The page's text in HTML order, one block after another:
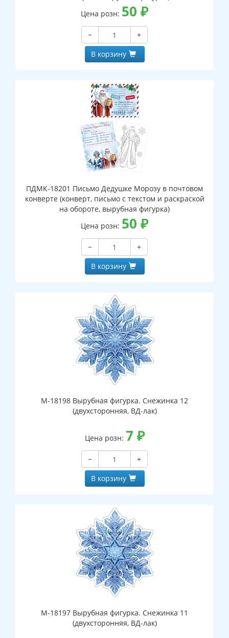
Цена розн: 50 ₽
−
+
В корзину
ПДМК-18201 Письмо Дедушке Морозу в почтовом
конверте (конверт, письмо с текстом и раскраской
на обороте, вырубная фигурка)
Цена розн: 50 ₽
−
+
В корзину
М-18198 Вырубная фигурка. Снежинка 12
(двухсторонняя, ВД-лак)
Цена розн: 7 ₽
−
+
В корзину
М-18197 Вырубная фигурка. Снежинка 11
(двухсторонняя, ВД-лак)